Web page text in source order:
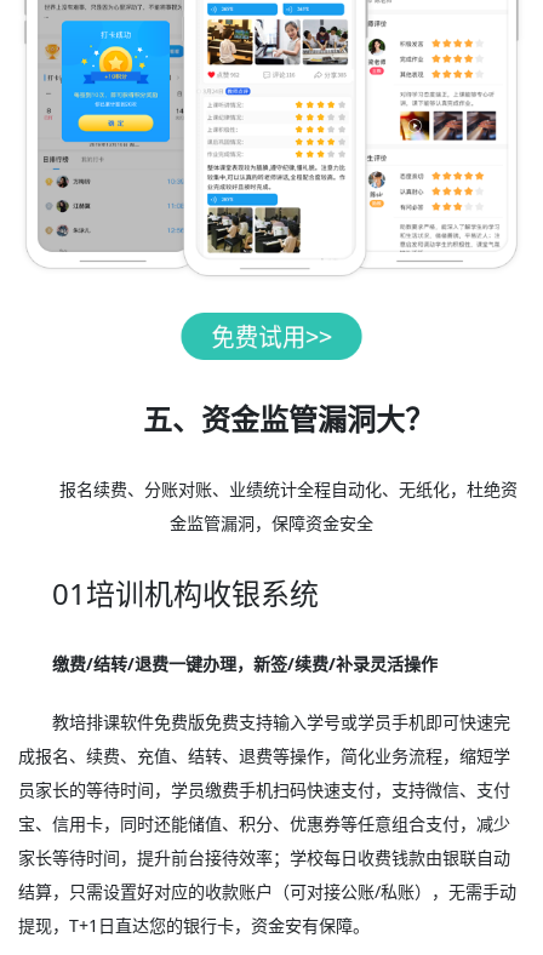
五、资金监管漏洞大？
报名续费、分账对账、业绩统计全程自动化、无纸化，杜绝资
金监管漏洞，保障资金安全
01培训机构收银系统
缴费/结转/退费一键办理，新签/续费/补录灵活操作
教培排课软件免费版免费支持输入学号或学员手机即可快速完
成报名、续费、充值、结转、退费等操作，简化业务流程，缩短学
员家长的等待时间，学员缴费手机扫码快速支付，支持微信、支付
宝、信用卡，同时还能储值、积分、优惠券等任意组合支付，减少
家长等待时间，提升前台接待效率；学校每日收费钱款由银联自动
结算，只需设置好对应的收款账户（可对接公账/私账），无需手动
提现，T+1日直达您的银行卡，资金安有保障。